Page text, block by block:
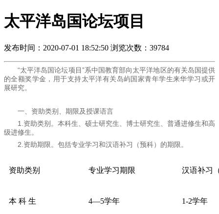
太平洋岛国论坛项目
发布时间：2020-07-01 18:52:50 浏览次数：39784
“太平洋岛国论坛项目”系中国教育部向太平洋地区的有关岛国提供
的全额奖学金，用于支持太平洋有关岛屿国家青年学生来华学习或开
展研究。
一、资助类别、期限及授课语言
1.资助类别。本科生、硕士研究生、博士研究生、普通进修生和高
级进修生。
2.资助期限。包括专业学习和汉语补习（预科）的期限。
资助类别 专业学习期限 汉语补习
本 科 生 4—5学年 1-2学年